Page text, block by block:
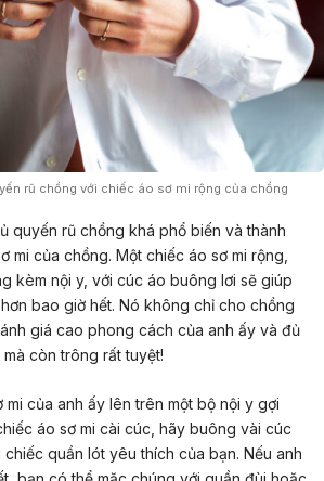
rũ chồng với chiếc áo sơ mi rộng của chồng
quyến rũ chồng khá phổ biến và thành
mi của chồng. Một chiếc áo sơ mi rộng,
kèm nội y, với cúc áo buông lơi sẽ giúp
bao giờ hết. Nó không chỉ cho chồng
giá cao phong cách của anh ấy và đủ
còn trông rất tuyệt!
của anh ấy lên trên một bộ nội y gợi
áo sơ mi cài cúc, hãy buông vài cúc
quần lót yêu thích của bạn. Nếu anh